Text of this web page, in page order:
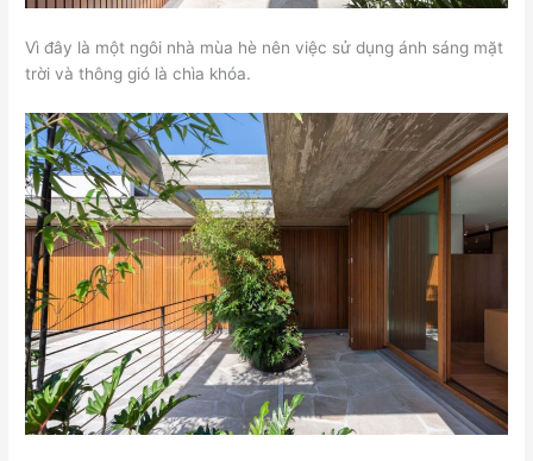
Vì đây là một ngôi nhà mùa hè nên việc sử dụng ánh sáng mặt
trời và thông gió là chìa khóa.